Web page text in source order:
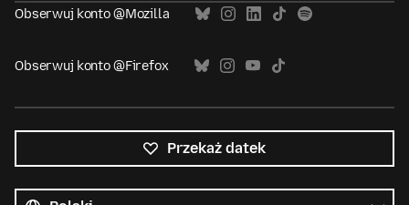
Obserwuj konto @Mozilla
Obserwuj konto @Firefox
Przekaż datek
języki
Język